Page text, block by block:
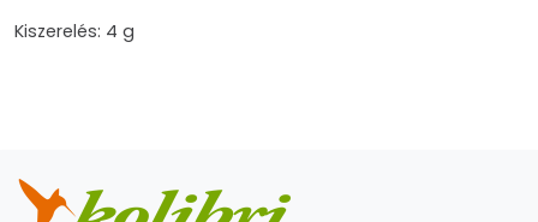
Kiszerelés: 4 g